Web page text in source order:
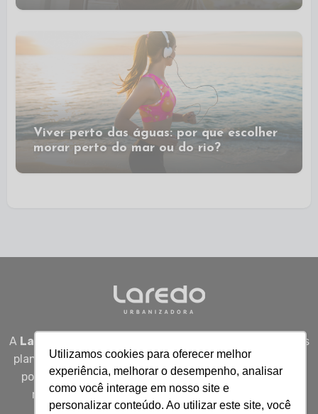
Utilizamos cookies para oferecer melhor
experiência, melhorar o desempenho, analisar
como você interage em nosso site e
personalizar conteúdo. Ao utilizar este site, você
Viver perto das águas: por que escolher
morar perto do mar ou do rio?
A Laredo Urbanizadora
desenvolve empreendimentos
planejados em Sergipe, unindo qualidade, segurança e
potencial real de valorização para quem busca viver
melhor, investir bem e construir patrimônio com